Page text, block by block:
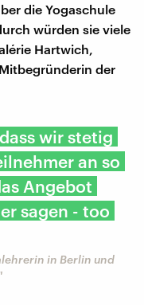
die Yogaschule
würden sie viele
Hartwich,
der
wir stetig
an so
Angebot
sagen - too
in Berlin und